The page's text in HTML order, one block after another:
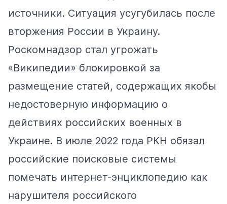
источники. Ситуация усугубилась после
вторжения России в Украину.
Роскомнадзор стал угрожать
«Википедии» блокировкой за
размещение статей, содержащих якобы
недостоверную информацию о
действиях российских военных в
Украине. В июле 2022 года РКН обязал
российские поисковые системы
помечать интернет-энциклопедию как
нарушителя российского